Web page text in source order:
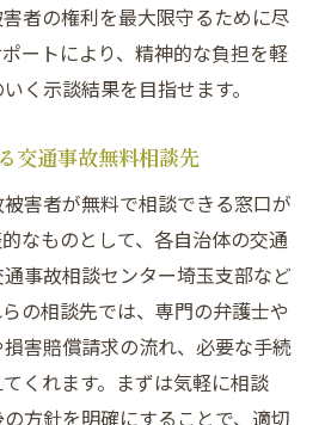
者の権利を最大限守るために尽
ートにより、精神的な負担を軽
く示談結果を目指せます。
交通事故無料相談先
害者が無料で相談できる窓口が
なものとして、各自治体の交通
事故相談センター埼玉支部など
の相談先では、専門の弁護士や
害賠償請求の流れ、必要な手続
くれます。まずは気軽に相談
方針を明確にすることで、適切